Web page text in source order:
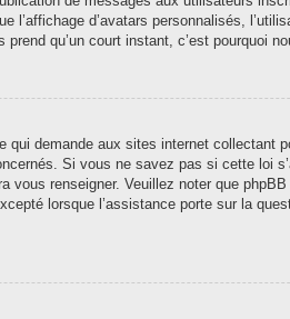
d’avatars personnalisés,
qu’un court instant, c’est pourquoi
demande aux sites internet collectant
Si vous ne savez pas si cette loi
renseigner. Veuillez noter que
lorsque l’assistance porte sur la